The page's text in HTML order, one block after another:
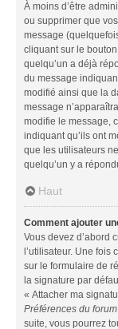
À moins d’être
ou supprimer que
message
cliquant sur le bouton
quelqu’un a déjà
du message
modifié ainsi que la
message
modifie le message,
indiquant qu’ils ont
que les utilisateurs
quelqu’un y a
Haut
Comment ajouter
Vous devez d’abord
l’utilisateur. Une fois
sur le formulaire de
la signature par
« Attacher ma
Préférences du
suite, vous pourrez